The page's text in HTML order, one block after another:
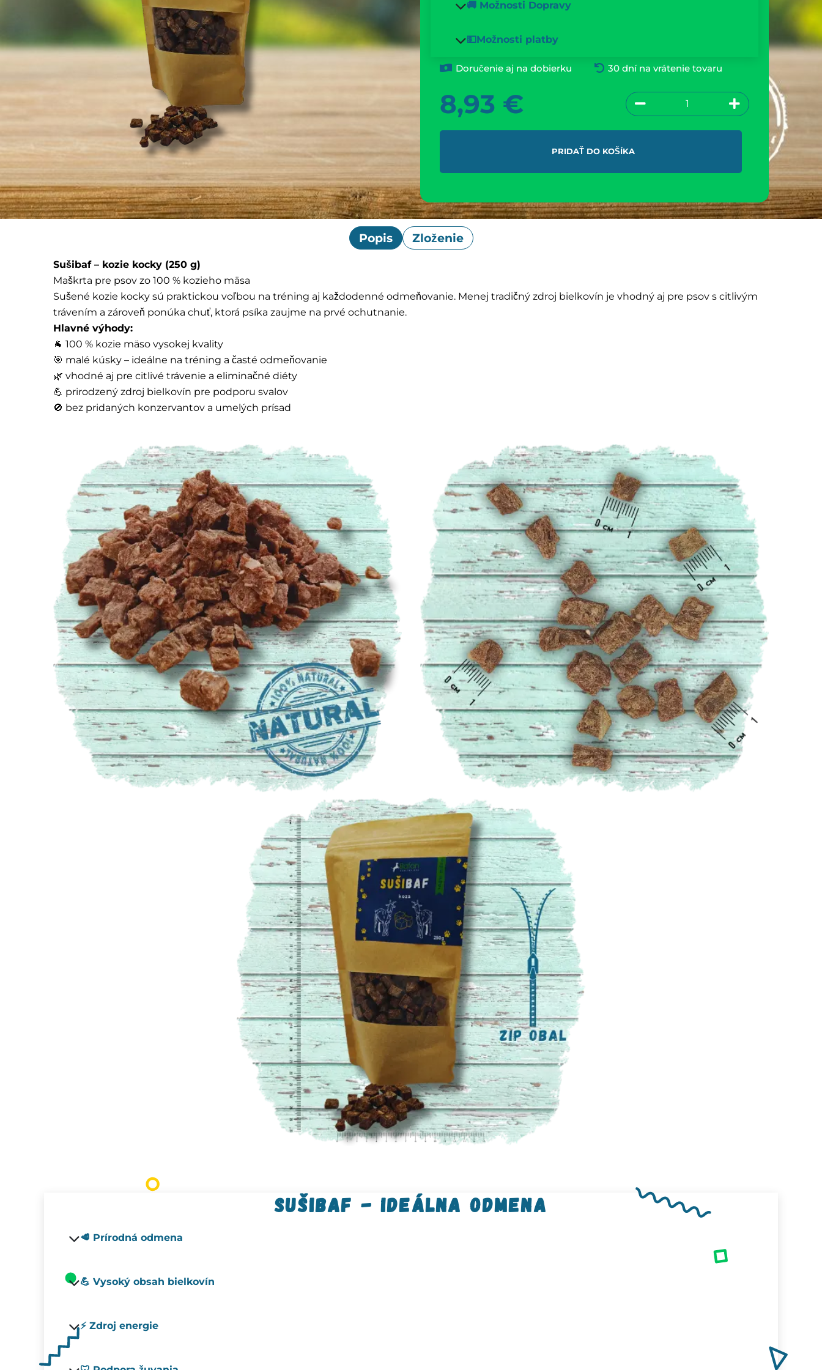
🚚 Možnosti Dopravy
💵Možnosti platby
Doručenie aj na dobierku 30 dní na vrátenie tovaru
8,93 €
PRIDAŤ DO KOŠÍKA
Popis Zloženie
Sušibaf – kozie kocky (250 g)
Maškrta pre psov zo 100 % kozieho mäsa
Sušené kozie kocky sú praktickou voľbou na tréning aj každodenné odmeňovanie. Menej tradičný zdroj bielkovín je vhodný aj pre psov s citlivým
trávením a zároveň ponúka chuť, ktorá psíka zaujme na prvé ochutnanie.
Hlavné výhody:
🐐 100 % kozie mäso vysokej kvality
🎯 malé kúsky – ideálne na tréning a časté odmeňovanie
🌿 vhodné aj pre citlivé trávenie a eliminačné diéty
💪 prirodzený zdroj bielkovín pre podporu svalov
🚫 bez pridaných konzervantov a umelých prísad
sušibaf - ideálna odmena
🥩 Prírodná odmena
💪 Vysoký obsah bielkovín
⚡ Zdroj energie